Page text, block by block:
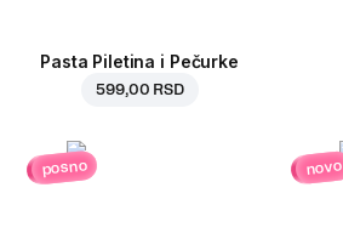
Pasta Piletina i Pečurke
599,00 RSD
posno novo